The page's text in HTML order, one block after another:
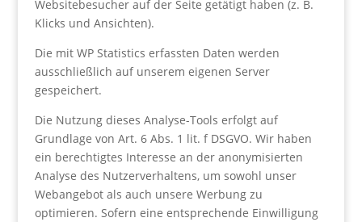
Websitebesucher auf der Seite getätigt haben (z. B.
Klicks und Ansichten).
Die mit WP Statistics erfassten Daten werden
ausschließlich auf unserem eigenen Server
gespeichert.
Die Nutzung dieses Analyse-Tools erfolgt auf
Grundlage von Art. 6 Abs. 1 lit. f DSGVO. Wir haben
ein berechtigtes Interesse an der anonymisierten
Analyse des Nutzerverhaltens, um sowohl unser
Webangebot als auch unsere Werbung zu
optimieren. Sofern eine entsprechende Einwilligung